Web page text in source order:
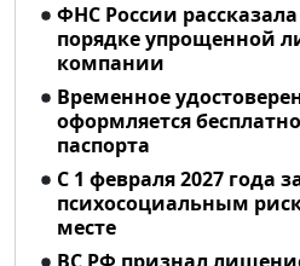
ФНС России
порядке упрощенной
компании
Временное
оформляется
паспорта
С 1 февраля 2027 года
психосоциальным
месте